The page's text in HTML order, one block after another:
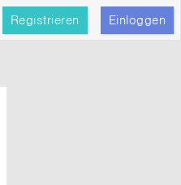
Registrieren Einloggen